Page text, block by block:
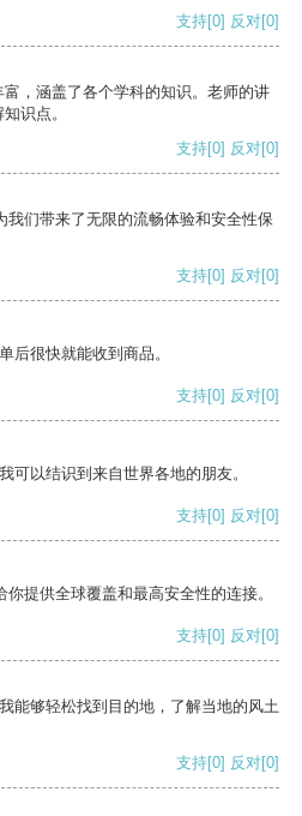
支持[0] 反对[0]
，涵盖了各个学科的知识。老师的讲
识点。
支持[0] 反对[0]
们带来了无限的流畅体验和安全性保
支持[0] 反对[0]
后很快就能收到商品。
支持[0] 反对[0]
可以结识到来自世界各地的朋友。
支持[0] 反对[0]
提供全球覆盖和最高安全性的连接。
支持[0] 反对[0]
能够轻松找到目的地，了解当地的风土
支持[0] 反对[0]